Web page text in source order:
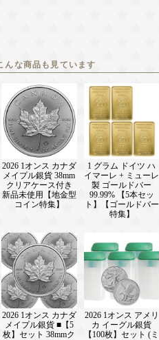
んな商品も見ています
2026 1オンス カナダ
メイプル銀貨 38mm
クリアケース付き
新品未使用【地金型
コイン特集】
1 グラム ドイツ ハ
イマーレ + ミューレ
製 ゴールドバー
99.99% 【5本セッ
ト】【ゴールドバー
特集】
2026 1オンス カナダ
メイプル銀貨 ■【5
枚】セット 38mmク
2026 1オンス アメリ
カ イーグル銀貨
【100枚】セット (ミ